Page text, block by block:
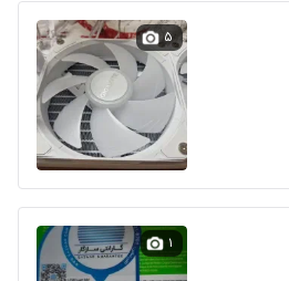
۵
۱